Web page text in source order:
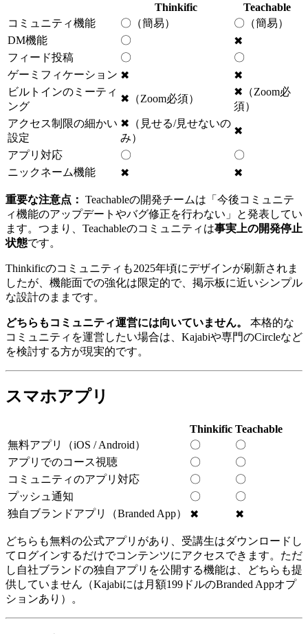
Thinkific
Teachable
コミュニティ機能
〇（簡易）
〇（簡易）
DM機能
〇
✖
フィード投稿
〇
〇
ゲーミフィケーション ✖
✖
ビルトインのミーティ
ング
✖（Zoom必須）
✖（Zoom必
須）
アクセス制限の細かい
設定
✖（見せる/見せないの
み）
✖
アプリ対応 〇
〇
ニックネーム機能
✖ ✖
重要な注意点： Teachableの開発チームは「今後コミュニテ
ィ機能のアップデートやバグ修正を行わない」と発表してい
ます。つまり、Teachableのコミュニティは事実上の開発停止
状態です。
Thinkificのコミュニティも2025年頃にデザインが刷新されま
したが、機能面での強化は限定的で、掲示板に近いシンプル
な設計のままです。
どちらもコミュニティ運営には向いていません。
本格的な
コミュニティを運営したい場合は、Kajabiや専門のCircleなど
を検討する方が現実的です。
スマホアプリ
Thinkific Teachable
無料アプリ（iOS / Android）
〇
〇
アプリでのコース視聴
〇
〇
コミュニティのアプリ対応
〇
〇
プッシュ通知
〇
〇
独自ブランドアプリ（Branded App）
✖ ✖
どちらも無料の公式アプリがあり、受講生はダウンロードし
てログインするだけでコンテンツにアクセスできます。ただ
し自社ブランドの独自アプリを公開する機能は、どちらも提
供していません（Kajabiには月額199ドルのBranded Appオプ
ションあり）。